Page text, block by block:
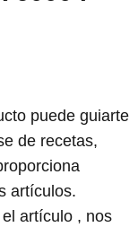
puede guiarte
de recetas,
artículos.
artículo , nos